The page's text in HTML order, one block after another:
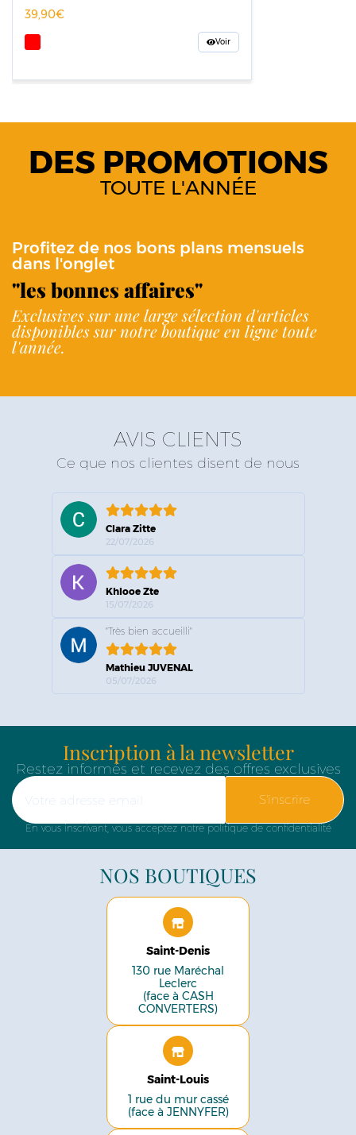
39,90
Voir
DES PROMOTIONS
TOUTE L'ANNÉE
Profitez de nos bons plans mensuels
dans l'onglet
"les bonnes affaires"
Exclusives sur une large sélection d'articles
disponibles sur notre boutique en ligne toute
l'année.
AVIS CLIENTS
Ce que nos clientes disent de nous
Clara Zitte
22/07/2026
Khlooe Zte
15/07/2026
"Très bien accueilli"
Mathieu JUVENAL
05/07/2026
Inscription à la newsletter
Restez informés et recevez des offres exclusives
S'inscrire
En vous inscrivant, vous acceptez notre politique de confidentialité
NOS BOUTIQUES
Saint-Denis
130 rue Maréchal
Leclerc
(face à CASH
CONVERTERS)
Saint-Louis
1 rue du mur cassé
(face à JENNYFER)